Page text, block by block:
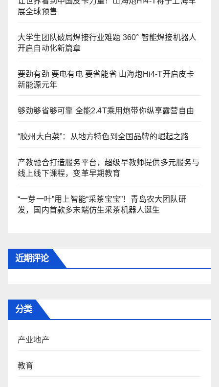
展全球预售
大学生团队破局焊接行业难题 360° 智能焊接机器人
开启自动化新篇章
要劲有劲 要电有电 要省能省 山海炮Hi4-T开启皮卡
新能源元年
够劲够省够可靠 全能2.4T乘用炮带你纵享露营自由
“胶州大白菜”：从地方特色到全国品牌的崛起之路
产教融合打造服务平台，超级早教师提供多元服务与
线上线下课程，变革早期教育
“一芽一叶”用上智能“采茶宝宝”！青岛农大团队研
发，国内首款多末端仿生采茶机器人诞生
近期评论
分类
产业地产
教育